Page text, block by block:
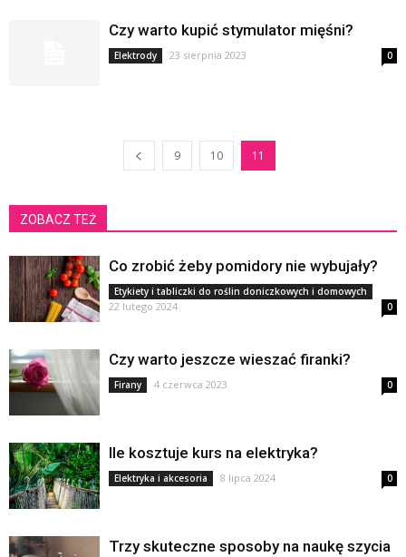
Czy warto kupić stymulator mięśni?
Elektrody 23 sierpnia 2023 0
9 10 11
ZOBACZ TEŻ
Co zrobić żeby pomidory nie wybujały?
Etykiety i tabliczki do roślin doniczkowych i domowych
22 lutego 2024 0
Czy warto jeszcze wieszać firanki?
Firany 4 czerwca 2023 0
Ile kosztuje kurs na elektryka?
Elektryka i akcesoria 8 lipca 2024 0
Trzy skuteczne sposoby na naukę szycia